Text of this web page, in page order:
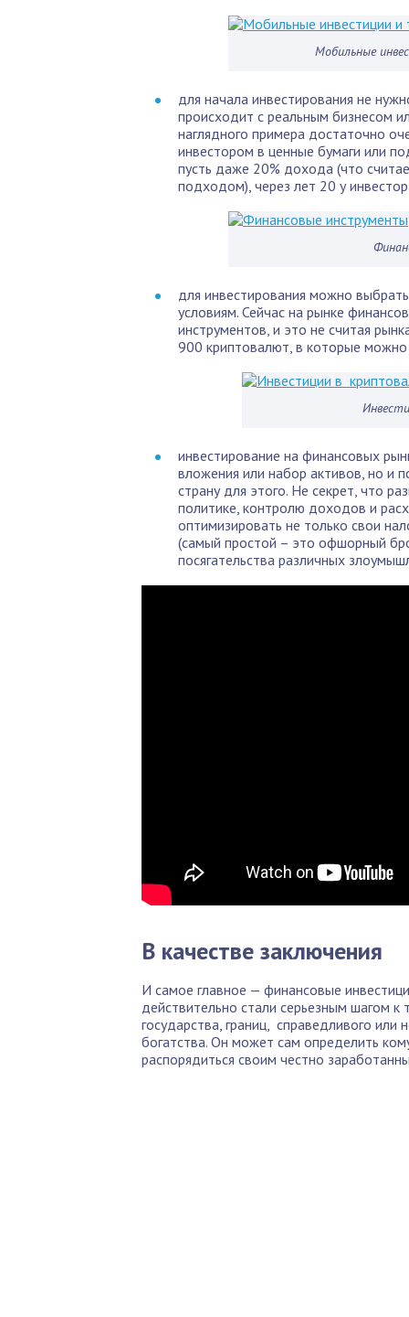
Мобильные
для начала инвестирования не
происходит с реальным бизнесом
наглядного примера достаточно
инвестором в ценные бумаги или
пусть даже 20% дохода (что
подходом), через лет 20 у
для инвестирования можно
условиям. Сейчас на рынке
инструментов, и это не считая
900 криптовалют, в которые
инвестирование на финансовых
вложения или набор активов, но и
страну для этого. Не секрет, что
политике, контролю доходов и
оптимизировать не только свои
(самый простой – это офшорный
посягательства различных
В качестве заключения
И самое главное — финансовые
действительно стали серьезным шагом
государства, границ, справедливого
богатства. Он может сам определить
распорядиться своим честно